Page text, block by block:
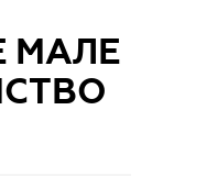
МАЛЕ